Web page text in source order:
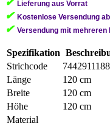
✔ Lieferung aus Vorrat
✔ Kostenlose Versendung
✔ Versendung mit
Spezifikation
Strichcode
Länge
120 cm
Breite
120 cm
Höhe
120 cm
Material